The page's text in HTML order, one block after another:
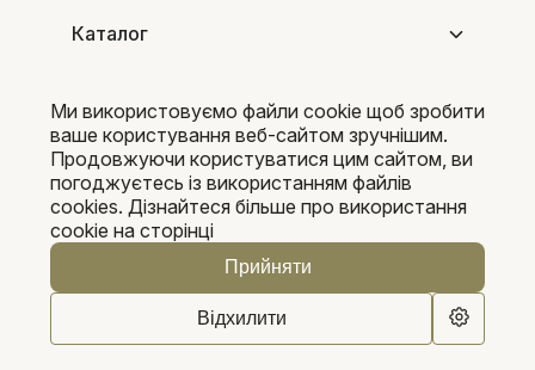
0
Каталог
Покупцям
Pleka 2016-2026
Ми використовуємо файли cookie щоб зробити
ваше користування веб-сайтом зручнішим.
Продовжуючи користуватися цим сайтом, ви
погоджуєтесь із використанням файлів
cookies. Дізнайтеся більше про використання
cookie на сторінці
Прийняти
Відхилити